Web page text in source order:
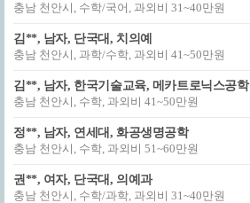
충남 천안시, 수학/국어, 과외비 31~40만원
김**, 남자, 단국대, 치의예
충남 천안시, 과학/수학, 과외비 41~50만원
김**, 남자, 한국기술교육, 메카트로닉스공학
충남 천안시, 수학, 과외비 41~50만원
정**, 남자, 연세대, 화공생명공학
충남 천안시, 수학, 과외비 51~60만원
권**, 여자, 단국대, 의예과
충남 천안시, 수학/과학, 과외비 31~40만원